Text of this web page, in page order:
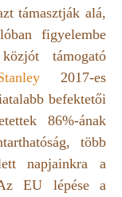
támasztják alá,
figyelembe
támogató
2017-es
befektetői
86%-ának
több
napjainkra a
EU lépése a